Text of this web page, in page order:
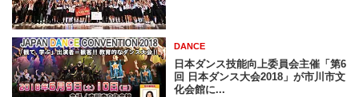
DANCE
日本ダンス技能向上委員会主催「第6
回 日本ダンス大会2018」が市川市文
化会館に...